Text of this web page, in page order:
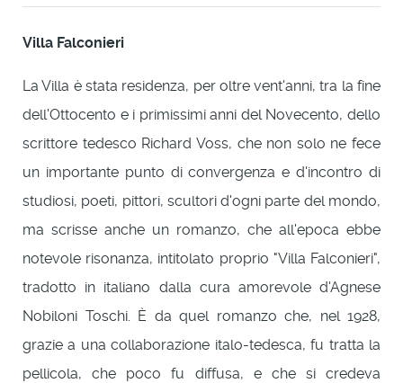
Villa Falconieri
La Villa è stata residenza, per oltre vent'anni, tra la fine
dell'Ottocento e i primissimi anni del Novecento, dello
scrittore tedesco Richard Voss, che non solo ne fece
un importante punto di convergenza e d'incontro di
studiosi, poeti, pittori, scultori d'ogni parte del mondo,
ma scrisse anche un romanzo, che all'epoca ebbe
notevole risonanza, intitolato proprio "Villa Falconieri",
tradotto in italiano dalla cura amorevole d'Agnese
Nobiloni Toschi. È da quel romanzo che, nel 1928,
grazie a una collaborazione italo-tedesca, fu tratta la
pellicola, che poco fu diffusa, e che si credeva